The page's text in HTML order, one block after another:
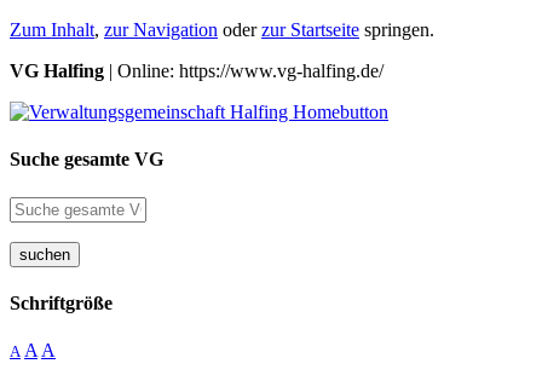
Zum Inhalt, zur Navigation oderzur Startseite springen.
VG Halfing | Online: https://www.vg-halfing.de/
Suche gesamte VG
suchen
Schriftgröße
A A A